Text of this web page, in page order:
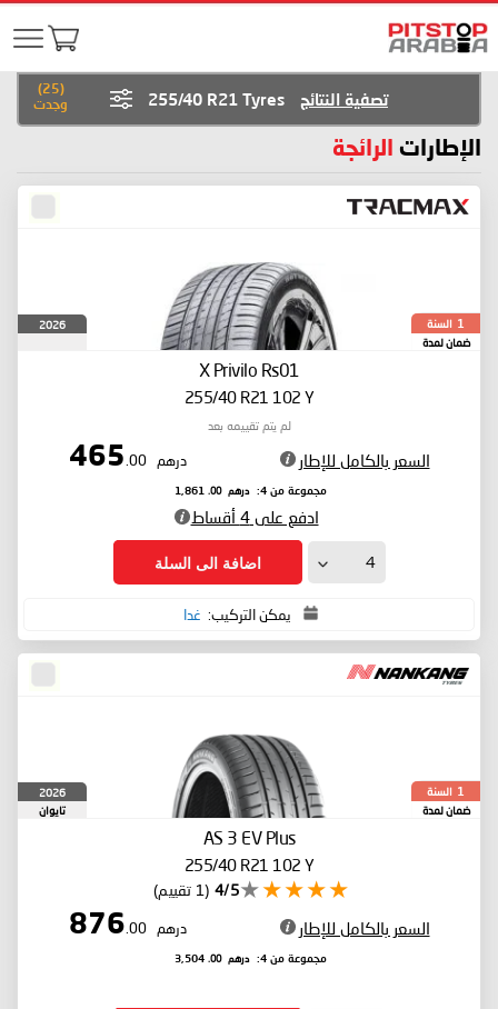
(
25
)
وجدت
تصفية النتائج 255/40 R21 Tyres
الإطارات الرائجة
1 السنة
ضمان لمدة
2026
X Privilo Rs01
255/40 R21 102 Y
لم يتم تقييمه بعد
السعر بالكامل للإطار درهم 465
.00
مجموعة من 4: درهم 1,861
.00
ادفع على 4 أقساط
اضافة الى السلة
يمكن التركيب: غدا
1 السنة
ضمان لمدة
2026
تايوان
AS 3 EV Plus
255/40 R21 102 Y
4/5 (1 تقييم)
السعر بالكامل للإطار درهم 876
.00
مجموعة من 4: درهم 3,504
.00